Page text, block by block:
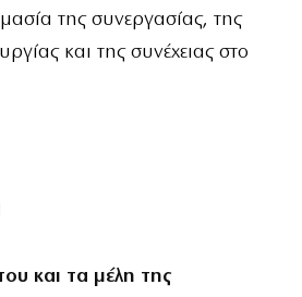
της συνεργασίας, της
και της συνέχειας στο
και τα μέλη της